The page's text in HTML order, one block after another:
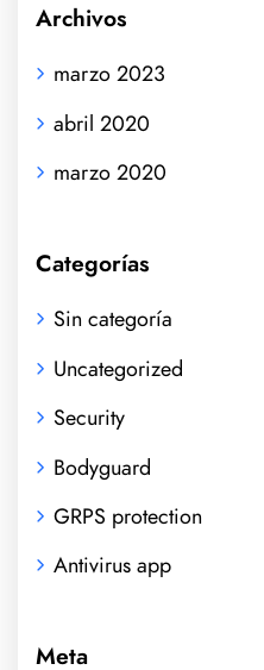
Archivos
marzo 2023
abril 2020
marzo 2020
Categorías
Sin categoría
Uncategorized
Security
Bodyguard
GRPS protection
Antivirus app
Meta